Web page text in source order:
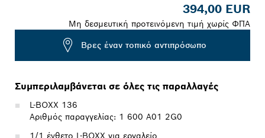
394,00 EUR
Μη δεσμευτική προτεινόμενη τιμή χωρίς ΦΠΑ
Βρες έναν τοπικό αντιπρόσωπο
Συμπεριλαμβάνεται σε όλες τις παραλλαγές
L-BOXX 136
Αριθμός παραγγελίας: 1 600 A01 2G0
1/1 ένθετο L-BOXX για εργαλείο